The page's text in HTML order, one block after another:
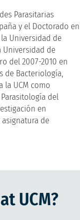
Parasitarias
y el Doctorado en
Universidad de
Universidad de
del 2007-2010 en
de Bacteriología,
la UCM como
del
en
de
UCM?